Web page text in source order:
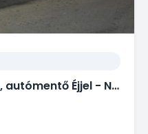
Non - Stop Autómentés, autómentő Éjjel - Nappal.